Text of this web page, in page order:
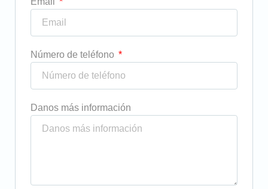
Número de teléfono
Danos más información